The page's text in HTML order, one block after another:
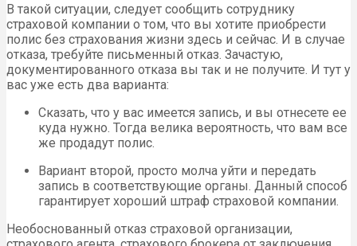
В такой ситуации, следует сообщить сотруднику
страховой компании о том, что вы хотите приобрести
полис без страхования жизни здесь и сейчас. И в случае
отказа, требуйте письменный отказ. Зачастую,
документированного отказа вы так и не получите. И тут у
вас уже есть два варианта:
Сказать, что у вас имеется запись, и вы отнесете ее
куда нужно. Тогда велика вероятность, что вам все
же продадут полис.
Вариант второй, просто молча уйти и передать
запись в соответствующие органы. Данный способ
гарантирует хороший штраф страховой компании.
Необоснованный отказ страховой организации,